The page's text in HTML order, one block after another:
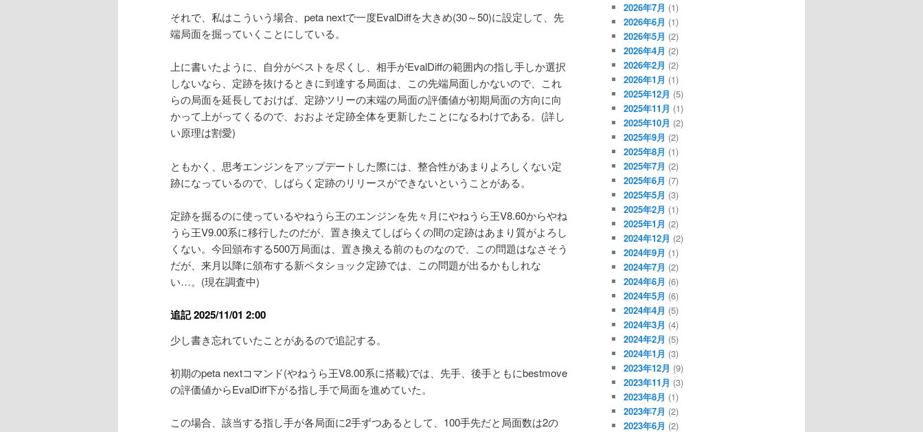
それで、私はこういう場合、peta nextで一度EvalDiffを大きめ(30～50)に設定して、先
端局面を掘っていくことにしている。
上に書いたように、自分がベストを尽くし、相手がEvalDiffの範囲内の指し手しか選択
しないなら、定跡を抜けるときに到達する局面は、この先端局面しかないので、これ
らの局面を延長しておけば、定跡ツリーの末端の局面の評価値が初期局面の方向に向
かって上がってくるので、おおよそ定跡全体を更新したことになるわけである。(詳し
い原理は割愛)
ともかく、思考エンジンをアップデートした際には、整合性があまりよろしくない定
跡になっているので、しばらく定跡のリリースができないということがある。
定跡を掘るのに使っているやねうら王のエンジンを先々月にやねうら王V8.60からやね
うら王V9.00系に移行したのだが、置き換えてしばらくの間の定跡はあまり質がよろし
くない。今回頒布する500万局面は、置き換える前のものなので、この問題はなさそう
だが、来月以降に頒布する新ペタショック定跡では、この問題が出るかもしれな
い…。(現在調査中)
追記 2025/11/01 2:00
少し書き忘れていたことがあるので追記する。
初期のpeta nextコマンド(やねうら王V8.00系に搭載)では、先手、後手ともにbestmove
の評価値からEvalDiff下がる指し手で局面を進めていた。
この場合、該当する指し手が各局面に2手ずつあるとして、100手先だと局面数は2の
2026年7月 (1)
2026年6月 (1)
2026年5月 (2)
2026年4月 (2)
2026年2月 (2)
2026年1月 (1)
2025年12月 (5)
2025年11月 (1)
2025年10月 (2)
2025年9月 (2)
2025年8月 (1)
2025年7月 (2)
2025年6月 (7)
2025年5月 (3)
2025年2月 (1)
2025年1月 (2)
2024年12月 (2)
2024年9月 (1)
2024年7月 (2)
2024年6月 (6)
2024年5月 (6)
2024年4月 (5)
2024年3月 (4)
2024年2月 (5)
2024年1月 (3)
2023年12月 (9)
2023年11月 (3)
2023年8月 (1)
2023年7月 (2)
2023年6月 (2)